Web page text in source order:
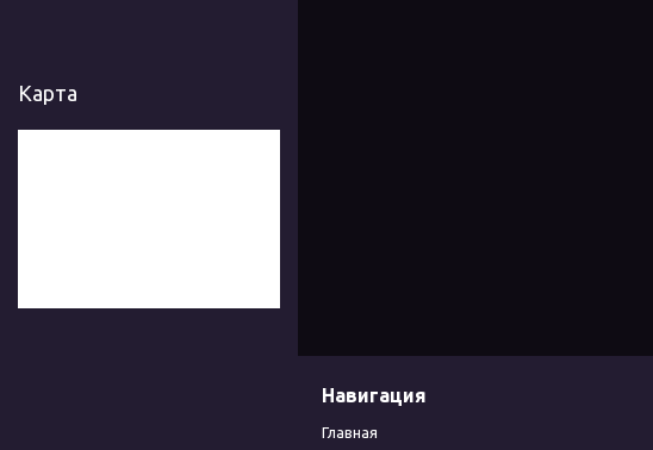
Карта
Навигация
Главная